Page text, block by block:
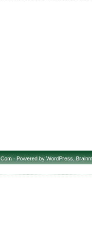
· Powered byWordPress,